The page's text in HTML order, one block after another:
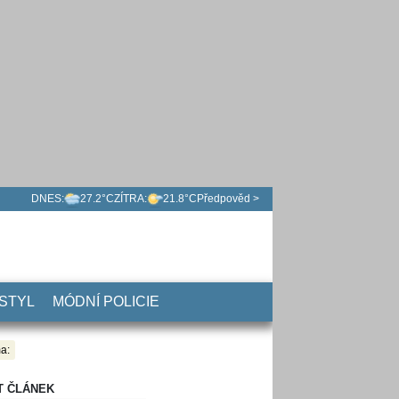
DNES: 27.2°CZÍTRA: 21.8°C Předpověd >
MÓDNÍ POLICIE
ČLÁNEK